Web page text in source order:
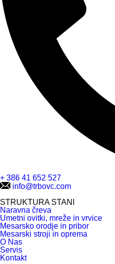
+ 386 41 652 527
info@trbovc.com
STRUKTURA STANI
Naravna čreva
Umetni ovitki, mreže in vrvice
Mesarsko orodje in pribor
Mesarski stroji in oprema
O Nas
Servis
Kontakt